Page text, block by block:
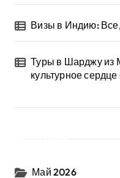
Визы в Индию:
Туры в Шарджу из
культурное
Май 2026